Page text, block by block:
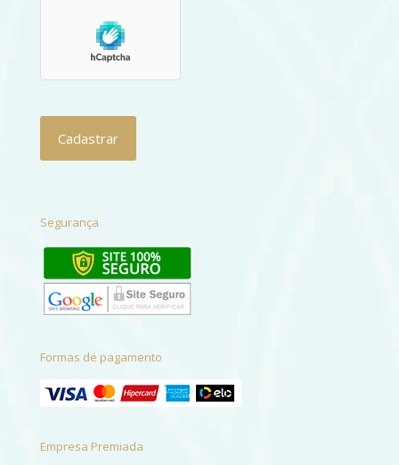
Segurança
Formas de pagamento
Empresa Premiada